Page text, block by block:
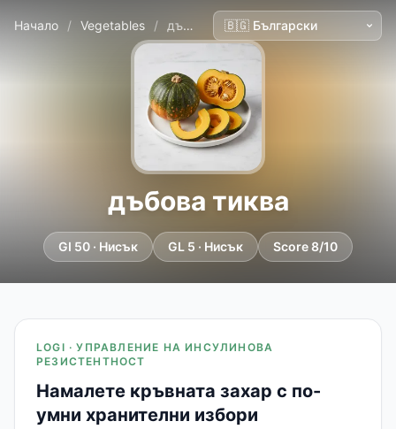
Начало / Vegetables / дъбова тиква
дъбова тиква
GI 50 · Нисък GL 5 · Нисък Score 8/10
LOGI · УПРАВЛЕНИЕ НА ИНСУЛИНОВА
РЕЗИСТЕНТНОСТ
Намалете кръвната захар с по-
умни хранителни избори